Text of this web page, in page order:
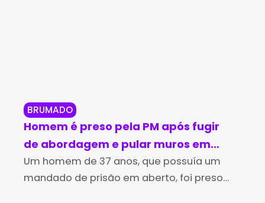
BRUMADO
Homem é preso pela PM após fugir
de abordagem e pular muros em
Brumado
Um homem de 37 anos, que possuía um
mandado de prisão em aberto, foi preso